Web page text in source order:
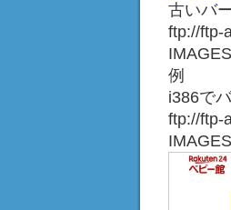
古いバ
ftp://ftp-
例
i386で
ftp://ftp-